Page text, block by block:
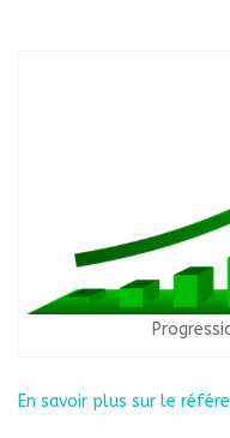
En savoir plus sur le